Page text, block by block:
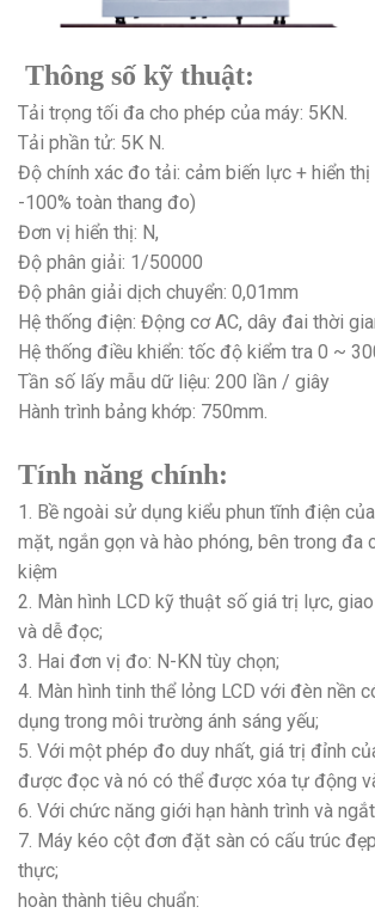
Thông số kỹ thuật:
Tải trọng tối đa cho phép của máy: 5KN.
Tải phần tử: 5K N.
Độ chính xác đo tải: cảm biến lực + hiển thị
-100% toàn thang đo)
Đơn vị hiển thị: N,
Độ phân giải: 1/50000
Độ phân giải dịch chuyển: 0,01mm
Hệ thống điện: Động cơ AC, dây đai thời
Hệ thống điều khiển: tốc độ kiểm tra 0 ~
Tần số lấy mẫu dữ liệu: 200 lần / giây
Hành trình bảng khớp: 750mm.
Tính năng chính:
1. Bề ngoài sử dụng kiểu phun tĩnh điện
mặt, ngắn gọn và hào phóng, bên trong đa
kiệm
2. Màn hình LCD kỹ thuật số giá trị lực,
và dễ đọc;
3. Hai đơn vị đo: N-KN tùy chọn;
4. Màn hình tinh thể lỏng LCD với đèn nền
dụng trong môi trường ánh sáng yếu;
5. Với một phép đo duy nhất, giá trị đỉnh
được đọc và nó có thể được xóa tự động
6. Với chức năng giới hạn hành trình và
7. Máy kéo cột đơn đặt sàn có cấu trúc
thực;
hoàn thành tiêu chuẩn: